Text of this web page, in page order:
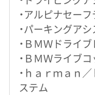
・アルピナセー
・パーキングア
・ＢＭＷドライ
・ＢＭＷライブ
・ｈａｒｍａｎ
ステム